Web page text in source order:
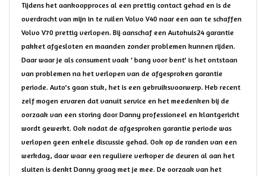
Tijdens het aankoopproces al een prettig contact gehad en is de
overdracht van mijn in te ruilen Volvo V40 naar een aan te schaffen
Volvo V70 prettig verlopen. Bij aanschaf een Autohuis24 garantie
pakket afgesloten en maanden zonder problemen kunnen rijden.
Daar waar je als consument vaak ‘ bang voor bent’ is het ontstaan
van problemen na het verlopen van de afgesproken garantie
periode. Auto’s gaan stuk, het is een gebruiksvoorwerp. Heb recent
zelf mogen ervaren dat vanuit service en het meedenken bij de
oorzaak van een storing door Danny professioneel en klantgericht
wordt gewerkt. Ook nadat de afgesproken garantie periode was
verlopen geen enkele discussie gehad. Ook op de randen van een
werkdag, daar waar een reguliere verkoper de deuren al aan het
sluiten is denkt Danny graag met je mee. De oorzaak van het